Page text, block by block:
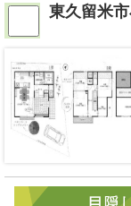
東久留米